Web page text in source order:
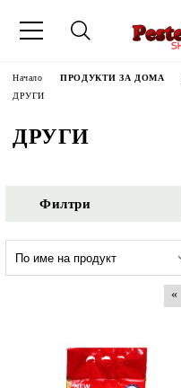
Начало ПРОДУКТИ ЗА ДОМА
ДРУГИ
ДРУГИ
Филтри
«